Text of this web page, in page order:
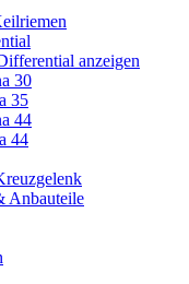
anzeigen
30
35
44
44
Anbauteile